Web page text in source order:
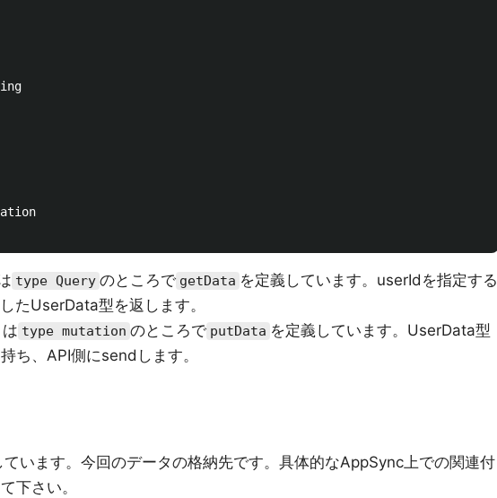
type Query のところで getData を定義しています。userIdを指定する
たUserData型を返します。
type mutation のところで putData を定義しています。UserData型
ち、API側にsendします。
います。今回のデータの格納先です。具体的なAppSync上での関連付
下さい。